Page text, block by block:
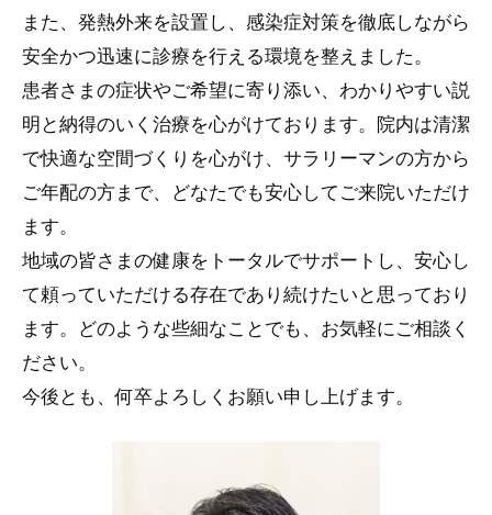
また、発熱外来を設置し、感染症対策を徹底しながら
安全かつ迅速に診療を行える環境を整えました。
患者さまの症状やご希望に寄り添い、わかりやすい説
明と納得のいく治療を心がけております。院内は清潔
で快適な空間づくりを心がけ、サラリーマンの方から
ご年配の方まで、どなたでも安心してご来院いただけ
ます。
地域の皆さまの健康をトータルでサポートし、安心し
て頼っていただける存在であり続けたいと思っており
ます。どのような些細なことでも、お気軽にご相談く
ださい。
今後とも、何卒よろしくお願い申し上げます。